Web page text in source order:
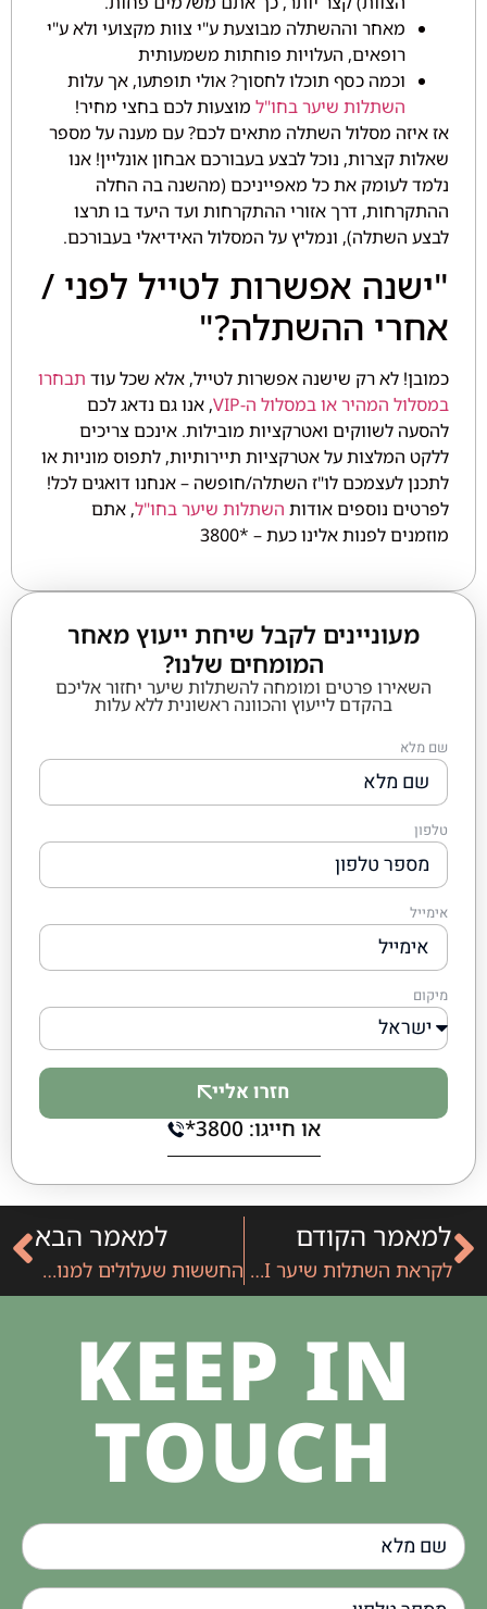
מאחר וההשתלה מבוצעת ע"י צוות מקצועי ולא ע"י
רופאים, העלויות פוחתות משמעותית
וכמה כסף תוכלו לחסוך? אולי תופתעו, אך עלות
השתלות שיער בחו"ל מוצעות לכם בחצי מחיר!
אז איזה מסלול השתלה מתאים לכם? עם מענה על מספר
שאלות קצרות, נוכל לבצע בעבורכם אבחון אונליין! אנו
נלמד לעומק את כל מאפייניכם (מהשנה בה החלה
ההתקרחות, דרך אזורי ההתקרחות ועד היעד בו תרצו
לבצע השתלה), ונמליץ על המסלול האידיאלי בעבורכם.
"ישנה אפשרות לטייל לפני /
אחרי ההשתלה?"
כמובן! לא רק שישנה אפשרות לטייל, אלא שכל עוד תבחרו
במסלול המהיר או במסלול ה-VIP
, אנו גם נדאג לכם
להסעה לשווקים ואטרקציות מובילות. אינכם צריכים
ללקט המלצות על אטרקציות תיירותיות, לתפוס מוניות או
לתכנן לעצמכם לו"ז השתלה/חופשה – אנחנו דואגים לכל!
לפרטים נוספים אודות השתלות שיער בחו"ל, אתם
מוזמנים לפנות אלינו כעת – *3800
מעוניינים לקבל שיחת ייעוץ מאחר
המומחים שלנו?
השאירו פרטים ומומחה להשתלות שיער יחזור אליכם
בהקדם לייעוץ והכוונה ראשונית ללא עלות
שם מלא
טלפון
אימייל
מיקום
חזרו אליי
או חייגו: 3800*
למאמר הקודם
לקראת השתלות שיער DHI – איך הופכים מתח שלילי להתרגשות חיובית?
למאמר הבא
החששות שעלולים למנוע מנשים לבצע השתלות שיער נשים
KEEP IN
TOUCH